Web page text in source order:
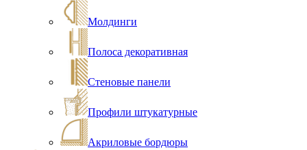
Молдинги
Полоса декоративная
Стеновые панели
Профили штукатурные
Акриловые бордюры